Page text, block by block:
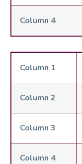
Column 4
Column 1
Column 2
Column 3
Column 4